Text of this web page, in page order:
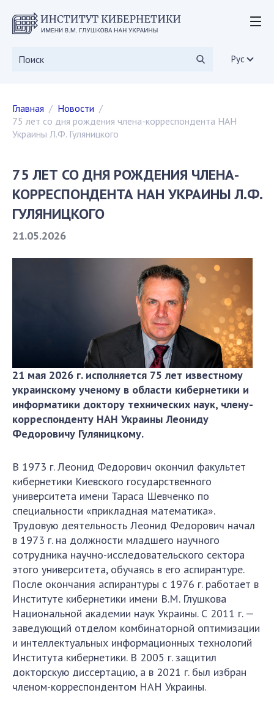
Рус
ОБ ИНСТИТУТЕ
мероприятия
Ученый совет
ученые советы
СКИТ
вакансии
государственные закупки
общественные организации
ИССЛЕДОВАНИЯ
направления исследования
научные подразделения
Отделение компьютерных средств и систем
Научно-информационные подразделения
сотрудники
Абитуруентам
Абитуруентам
Абитуруентам
Абитуруентам
Абитуруентам
Контакты
МЕРОПРІЯТИЯ
Новости
100-ЛЕТИЕ СО ДНЯ РОЖДЕНИЯ В.М. ГЛУШКОВА
Главная
Новости
75 лет со дня рождения члена-корреспондента НАН
Украины Л.Ф. Гуляницкого
75 ЛЕТ СО ДНЯ РОЖДЕНИЯ ЧЛЕНА-
КОРРЕСПОНДЕНТА НАН УКРАИНЫ Л.Ф.
ГУЛЯНИЦКОГО
21.05.2026
21 мая 2026 г. исполняется 75 лет известному
украинскому ученому в области кибернетики и
информатики доктору технических наук, члену-
корреспонденту НАН Украины Леониду
Федоровичу Гуляницкому.
В 1973 г. Леонид Федорович окончил факультет
кибернетики Киевского государственного
университета имени Тараса Шевченко по
специальности «прикладная математика».
Трудовую деятельность Леонид Федорович начал
в 1973 г. на должности младшего научного
сотрудника научно-исследовательского сектора
этого университета, обучаясь в его аспирантуре.
После окончания аспирантуры с 1976 г. работает в
Институте кибернетики имени В.М. Глушкова
Национальной академии наук Украины. С 2011 г. —
заведующий отделом комбинаторной оптимизации
и интеллектуальных информационных технологий
Института кибернетики. В 2005 г. защитил
докторскую диссертацию, а в 2021 г. был избран
членом-корреспондентом НАН Украины.